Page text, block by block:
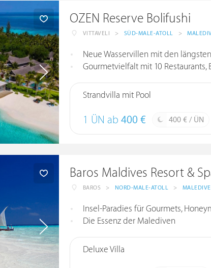
OZEN Reserve Bolifushi
VITTAVELI > SÜD-MALE-ATOLL >
Neue Wasservillen mit den
Gourmetvielfalt mit 10 Restaurants,
Strandvilla mit Pool
1 ÜN ab 400 € 400 € / ÜN
Baros Maldives Resort &
BAROS > NORD-MALE-ATOLL >
Insel-Paradies für Gourmets,
Die Essenz der Malediven
Deluxe Villa